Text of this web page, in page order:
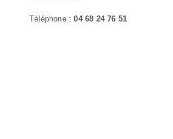
Téléphone :04 68 24 76 51